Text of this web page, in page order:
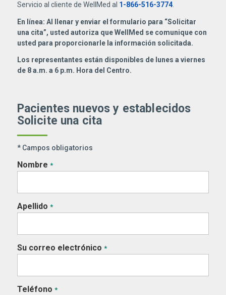
Servicio al cliente de WellMed al 1-866-516-3774.
En línea: Al llenar y enviar el formulario para “Solicitar
una cita”, usted autoriza que WellMed se comunique con
usted para proporcionarle la información solicitada.
Los representantes están disponibles de lunes a viernes
de 8 a.m. a 6 p.m. Hora del Centro.
Pacientes nuevos y establecidos
Solicite una cita
* Campos obligatorios
Nombre *
Apellido *
Su correo electrónico *
Teléfono *